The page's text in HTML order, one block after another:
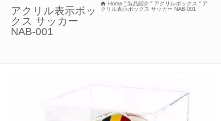
アクリル表示ボッ
クス サッカー
NAB-001
Home " 製品紹介 " アクリルボックス " ア
クリル表示ボックス サッカー NAB-001